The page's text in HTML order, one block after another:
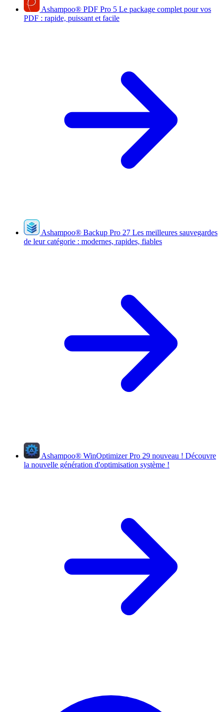
Ashampoo® PDF Pro 5 Le package complet pour vos
PDF : rapide, puissant et facile
Ashampoo® Backup Pro 27 Les meilleures sauvegardes
de leur catégorie : modernes, rapides, fiables
Ashampoo® WinOptimizer Pro 29 nouveau ! Découvre
la nouvelle génération d'optimisation système !